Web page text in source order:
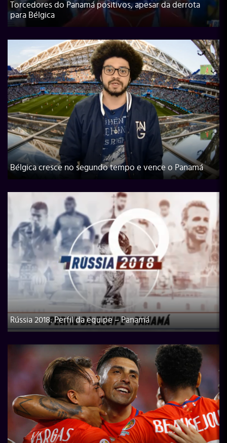
Torcedores do Panamá positivos, apesar da derrota
para Bélgica
Bélgica cresce no segundo tempo e vence o Panamá
Rússia 2018: Perfil da equipe – Panamá